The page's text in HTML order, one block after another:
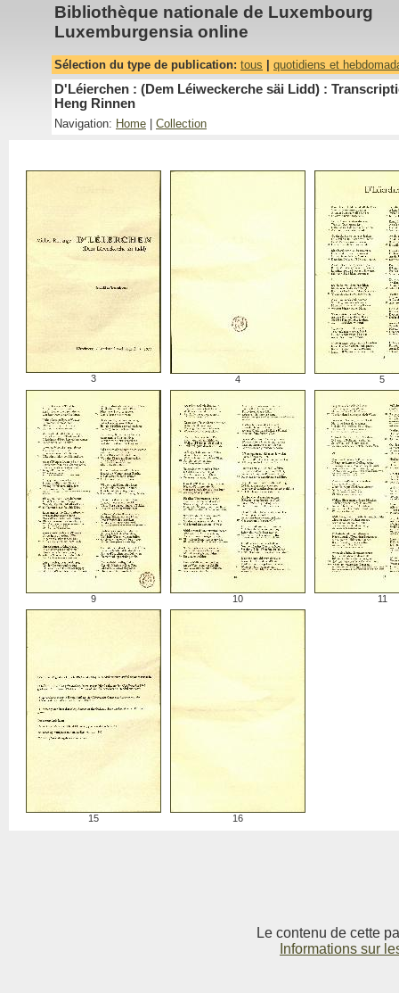
Bibliothèque nationale de Luxembourg
Luxemburgensia online
Sélection du type de publication: tous quotidiens et
D'Léierchen : (Dem Léiweckerche säi Lidd) :
Heng Rinnen
Navigation: Home Collection
3 4 5
9 10 11
15 16
Le contenu de cette
Informations sur